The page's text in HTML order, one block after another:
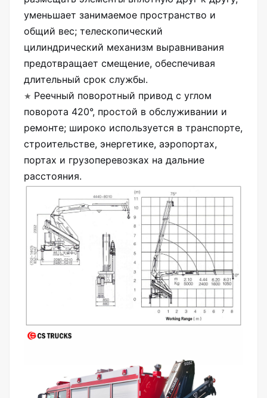
уменьшает занимаемое пространство и
общий вес; телескопический
цилиндрический механизм выравнивания
предотвращает смещение, обеспечивая
длительный срок службы.
★ Реечный поворотный привод с углом
поворота 420°, простой в обслуживании и
ремонте; широко используется в транспорте,
строительстве, энергетике, аэропортах,
портах и грузоперевозках на дальние
расстояния.